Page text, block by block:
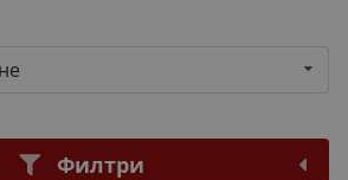
Филтри